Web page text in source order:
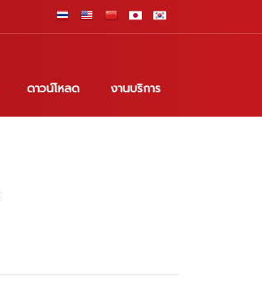
ดาวน์โหลด งานบริการ